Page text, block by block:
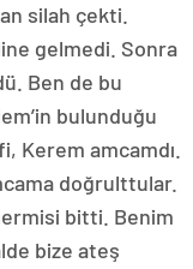
silah çekti.
gelmedi. Sonra
Ben de bu
bulunduğu
Kerem amcamdı.
doğrulttular.
bitti. Benim
bize ateş